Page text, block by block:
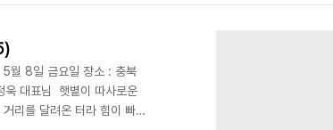
늘의..
월 8일 금요일 장소 : 충북
욱 대표님 햇볕이 따사로운
리를 달려온 터라 힘이 빠져